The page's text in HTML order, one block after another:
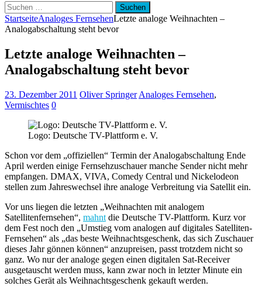
Suchen
nach:
StartseiteAnaloges FernsehenLetzte analoge Weihnachten –
Analogabschaltung steht bevor
Letzte analoge Weihnachten –
Analogabschaltung steht bevor
23. Dezember 2011 Oliver Springer Analoges Fernsehen,
Vermischtes 0
Logo: Deutsche TV-Plattform e. V.
Schon vor dem „offiziellen“ Termin der Analogabschaltung Ende
April werden einige Fernsehzuschauer manche Sender nicht mehr
empfangen. DMAX, VIVA, Comedy Central und Nickelodeon
stellen zum Jahreswechsel ihre analoge Verbreitung via Satellit ein.
Vor uns liegen die letzten „Weihnachten mit analogem
Satellitenfernsehen“, mahnt die Deutsche TV-Plattform. Kurz vor
dem Fest noch den „Umstieg vom analogen auf digitales Satelliten-
Fernsehen“ als „das beste Weihnachtsgeschenk, das sich Zuschauer
dieses Jahr gönnen können“ anzupreisen, passt trotzdem nicht so
ganz. Wo nur der analoge gegen einen digitalen Sat-Receiver
ausgetauscht werden muss, kann zwar noch in letzter Minute ein
solches Gerät als Weihnachtsgeschenk gekauft werden.